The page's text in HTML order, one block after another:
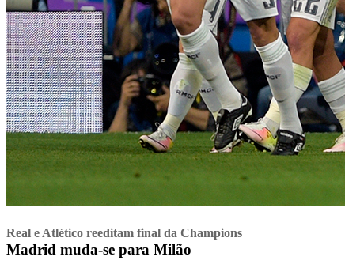
Real e Atlético reeditam final da Champions
Madrid muda-se para Milão